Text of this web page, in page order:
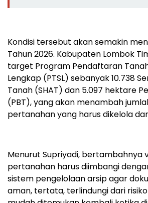
Kondisi tersebut akan semakin
Tahun 2026. Kabupaten Lombok
target Program Pendaftaran
Lengkap (PTSL) sebanyak 10.738
Tanah (SHAT) dan 5.097 hektare
(PBT), yang akan menambah
pertanahan yang harus dikelola
Menurut Supriyadi, bertambahnya
pertanahan harus diimbangi
sistem pengelolaan arsip agar
aman, tertata, terlindungi dari